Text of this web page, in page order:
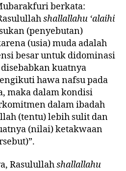
berkata:
shallallahu ‘alaihi
(penyebutan)
(usia) muda adalah
besar untuk didominasi
kuatnya
hawa nafsu pada
maka dalam kondisi
dalam ibadah
(tentu) lebih sulit dan
(nilai) ketakwaan
Rasulullahshallallahu